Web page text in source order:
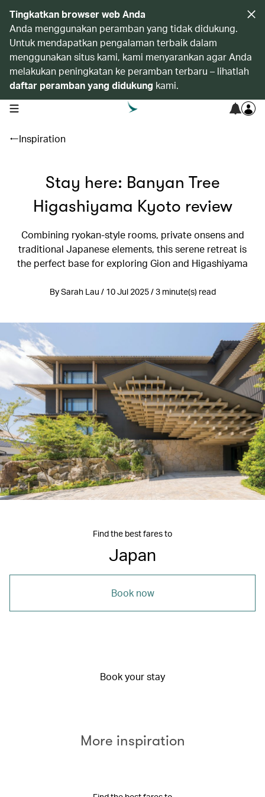
Tingkatkan browser web Anda
Anda menggunakan peramban yang tidak didukung.
Untuk mendapatkan pengalaman terbaik dalam
menggunakan situs kami, kami menyarankan agar Anda
melakukan peningkatan ke peramban terbaru – lihatlah
daftar peramban yang didukung kami.
open navigation menu
Inspiration
Stay here: Banyan Tree
Higashiyama Kyoto review
Combining ryokan-style rooms, private onsens and
traditional Japanese elements, this serene retreat is
the perfect base for exploring Gion and Higashiyama
By Sarah Lau / 10 Jul 2025 / 3 minute(s) read
Find the best fares to
Japan
Book now
Book your stay
More inspiration